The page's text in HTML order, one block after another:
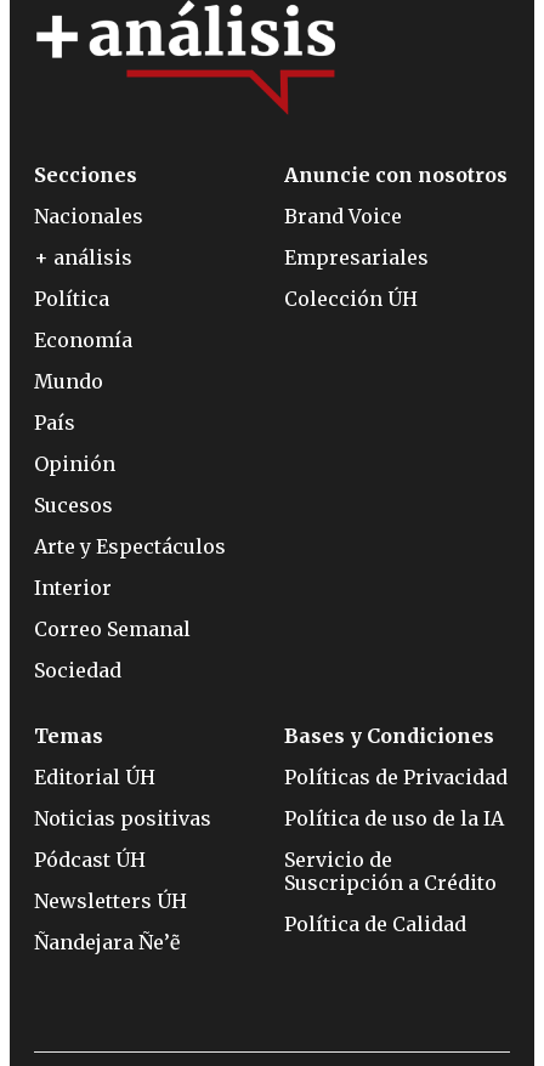
Secciones
Nacionales
+ análisis
Política
Economía
Mundo
País
Opinión
Sucesos
Arte y Espectáculos
Interior
Correo Semanal
Sociedad
Anuncie con nosotros
Brand Voice
Empresariales
Colección ÚH
Temas
Editorial ÚH
Noticias positivas
Pódcast ÚH
Newsletters ÚH
Ñandejara Ñe’ẽ
Bases y Condiciones
Políticas de Privacidad
Política de uso de la IA
Servicio de
Suscripción a Crédito
Política de Calidad